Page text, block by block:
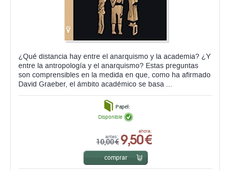
¿Qué distancia hay entre el anarquismo y la academia? ¿Y
entre la antropología y el anarquismo? Estas preguntas
son comprensibles en la medida en que, como ha afirmado
David Graeber, el ámbito académico se basa ...
Papel:
antes:
10,00 €
ahora:
9,50 €
Disponible
comprar